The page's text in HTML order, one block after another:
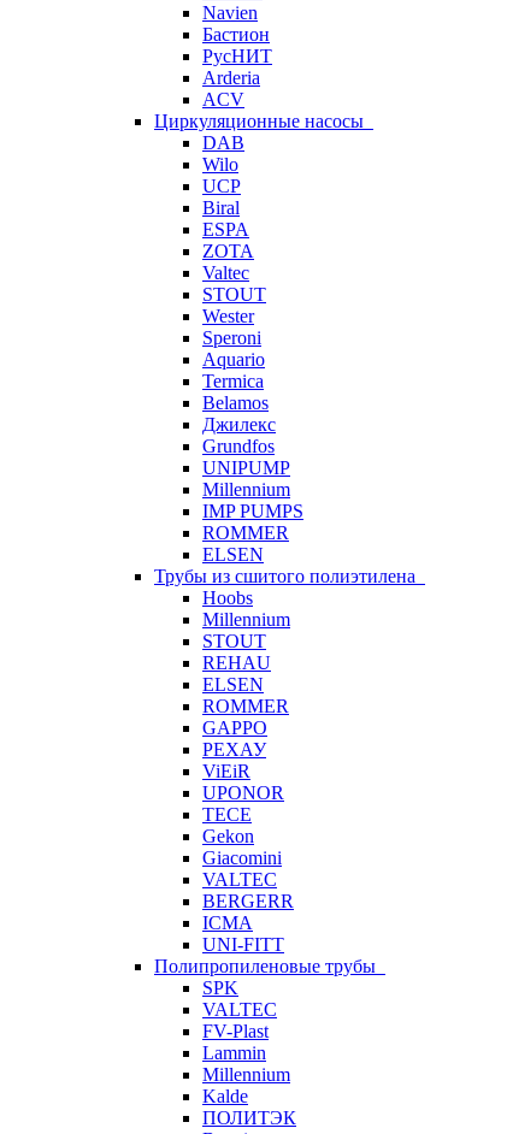
Navien
Бастион
РусНИТ
Arderia
ACV
Циркуляционные насосы
DAB
Wilo
UCP
Biral
ESPA
ZOTA
Valtec
STOUT
Wester
Speroni
Aquario
Termica
Belamos
Джилекс
Grundfos
UNIPUMP
Millennium
IMP PUMPS
ROMMER
ELSEN
Трубы из сшитого полиэтилена
Hoobs
Millennium
STOUT
REHAU
ELSEN
ROMMER
GAPPO
РЕХАУ
ViEiR
UPONOR
TECE
Gekon
Giacomini
VALTEC
BERGERR
ICMA
UNI-FITT
Полипропиленовые трубы
SPK
VALTEC
FV-Plast
Lammin
Millennium
Kalde
ПОЛИТЭК